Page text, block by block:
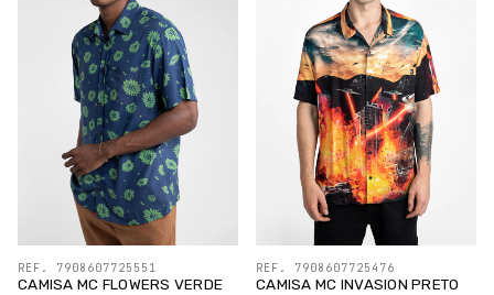
CAMISA MC FLOWERS VERDE
REF. 7908607725551
CAMISA MC INVASION PRETO
REF. 7908607725476